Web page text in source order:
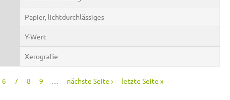
Papier, lichtdurchlässiges
Y-Wert
Xerografie
6 7 8 9 nächste Seite › letzte Seite »